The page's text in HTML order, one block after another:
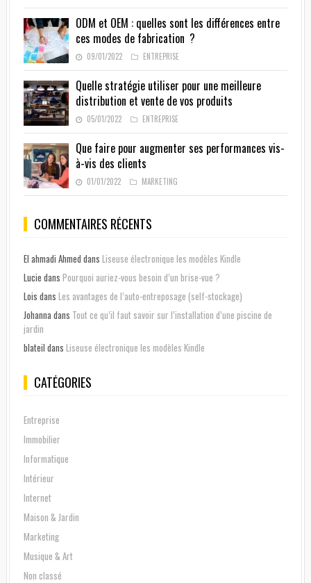
ODM et OEM : quelles sont les différences entre
ces modes de fabrication ?
09/01/2022 ENTREPRISE
Quelle stratégie utiliser pour une meilleure
distribution et vente de vos produits
05/01/2022 ENTREPRISE
Que faire pour augmenter ses performances vis-
à-vis des clients
01/01/2022 MARKETING
COMMENTAIRES RÉCENTS
El ahmadi Ahmed dans Liseuse électronique les modèles Kindle
Lucie dans Pourquoi auriez-vous besoin d’un brise-vue ?
Lois dans Les avantages de l’auto-entreposage (self-stockage)
Johanna dans Tout ce qu’il faut savoir sur l’installation d’une piscine de
jardin
blateil dans Liseuse électronique les modèles Kindle
CATÉGORIES
Entreprise
Immobilier
Informatique
Intérieur
Internet
Maison & Jardin
Marketing
Musique & Art
Non classé